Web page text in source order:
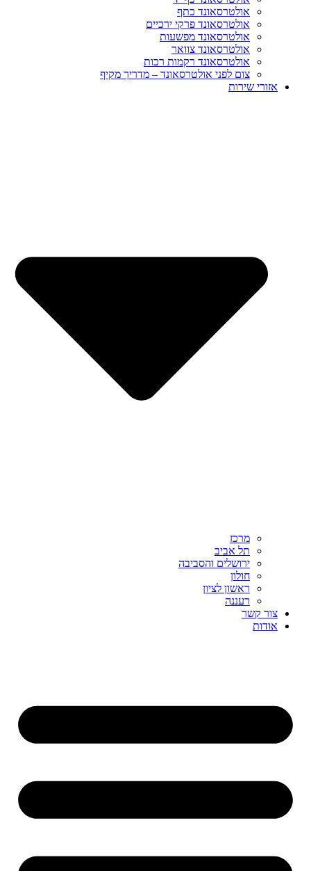
אולטרסאונד כתף
אולטרסאונד פרקי ירכיים
אולטרסאונד מפשעות
אולטרסאונד צוואר
אולטרסאונד רקמות רכות
צום לפני אולטרסאונד – מדריך מקיף
אזורי שירות
מרכז
תל אביב
ירושלים והסביבה
חולון
ראשון לציון
רעננה
צור קשר
אודות